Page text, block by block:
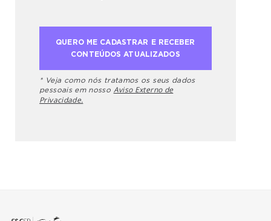
* Veja como nós tratamos os seus dados
pessoais em nosso Aviso Externo de
Privacidade.